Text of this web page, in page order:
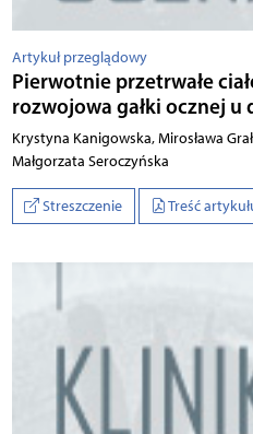
Artykuł przeglądowy
Pierwotnie przetrwałe
rozwojowa gałki ocznej u
Krystyna Kanigowska, Mirosława
Małgorzata Seroczyńska
Streszczenie Treść